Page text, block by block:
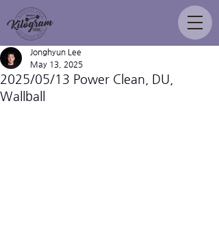
2025/05/13 Power Clean, DU,
Wallball
Jonghyun Lee
May 13, 2025